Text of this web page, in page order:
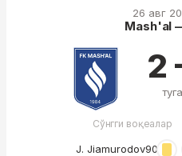
26 авг
Mash'al
Сўнгги воқеалар
J. Jiamurodov90′
2